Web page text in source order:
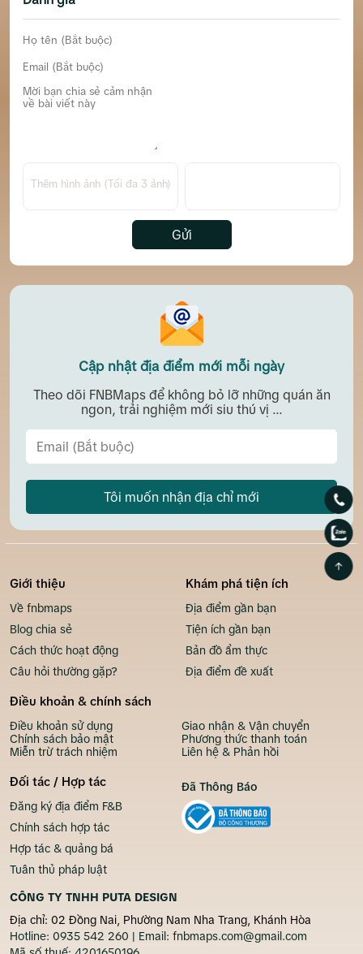
Thêm hình ảnh (Tối đa 3 ảnh)
Gửi
Cập nhật địa điểm mới mỗi ngày
Theo dõi FNBMaps để không bỏ lỡ những quán ăn
ngon, trải nghiệm mới siu thú vị ...
Tôi muốn nhận địa chỉ mới
Giới thiệu
Về fnbmaps
Blog chia sẻ
Cách thức hoạt động
Câu hỏi thường gặp?
Khám phá tiện ích
Địa điểm gần bạn
Tiện ích gần bạn
Bản đồ ẩm thực
Địa điểm đề xuất
Điều khoản & chính sách
Điều khoản sử dụng
Chính sách bảo mật
Miễn trừ trách nhiệm
Giao nhận & Vận chuyển
Phương thức thanh toán
Liên hệ & Phản hồi
Đối tác / Hợp tác
Đăng ký địa điểm F&B
Chính sách hợp tác
Hợp tác & quảng bá
Tuân thủ pháp luật
CÔNG TY TNHH PUTA DESIGN
Địa chỉ: 02 Đồng Nai, Phường Nam Nha Trang, Khánh Hòa
Hotline: 0935 542 260 | Email: fnbmaps.com@gmail.com
Đã Thông Báo